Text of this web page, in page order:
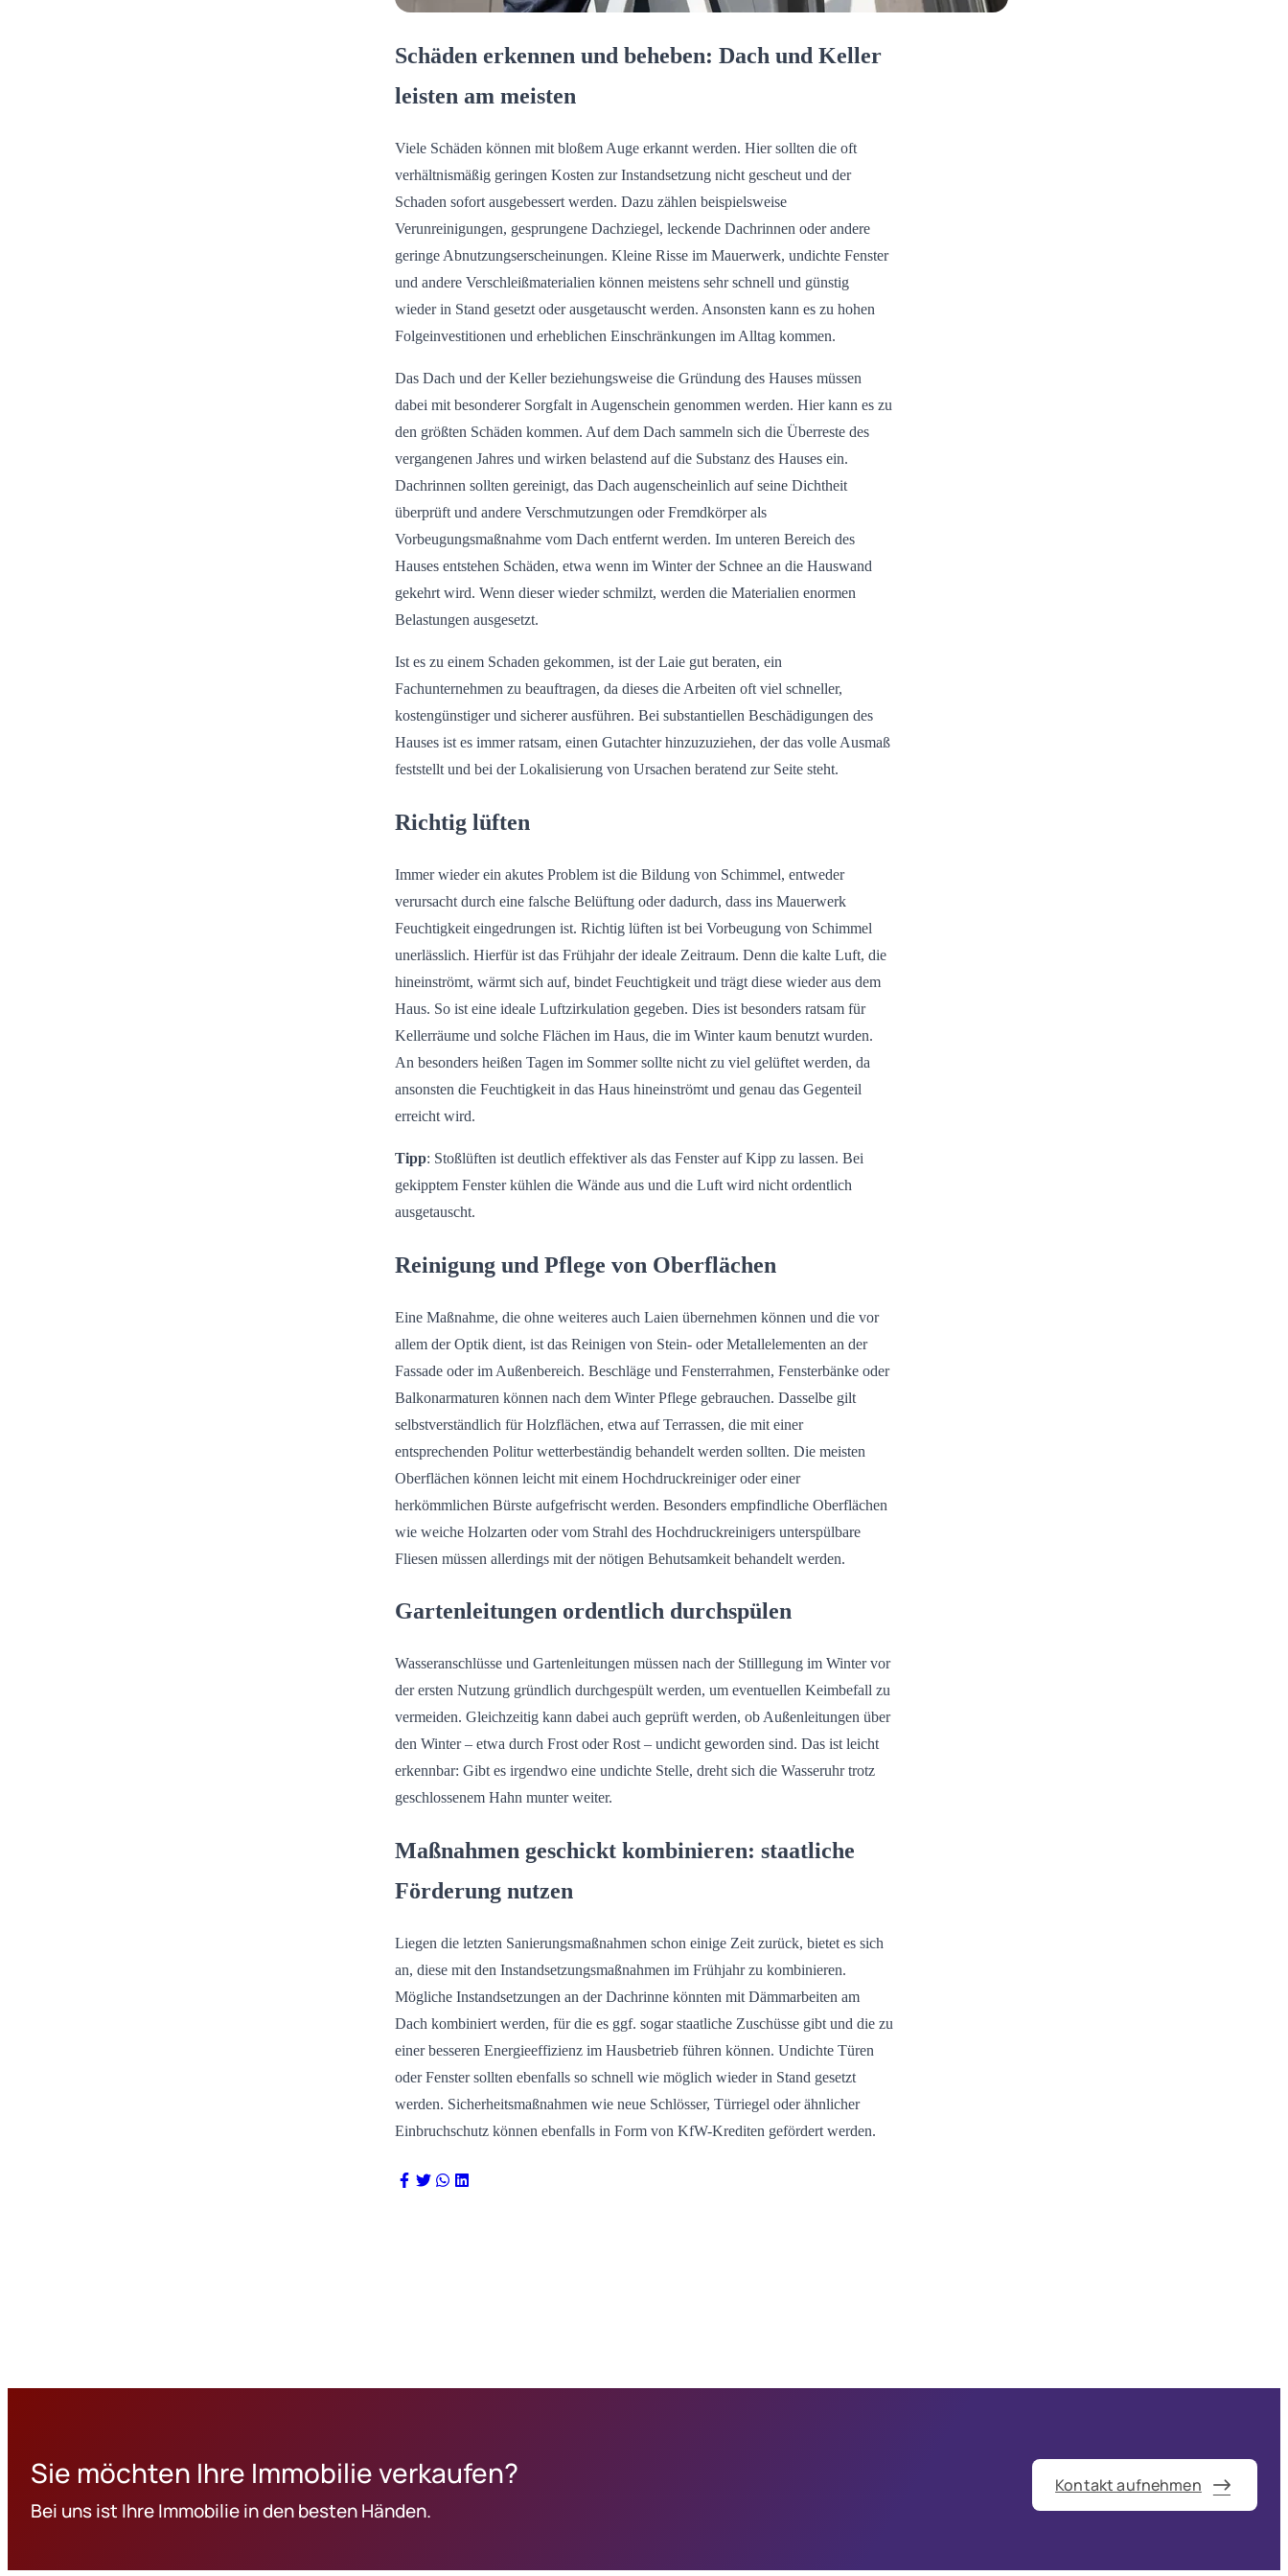
Schäden erkennen und beheben: Dach und Keller
leisten am meisten
Viele Schäden können mit bloßem Auge erkannt werden. Hier sollten die oft
verhältnismäßig geringen Kosten zur Instandsetzung nicht gescheut und der
Schaden sofort ausgebessert werden. Dazu zählen beispielsweise
Verunreinigungen, gesprungene Dachziegel, leckende Dachrinnen oder andere
geringe Abnutzungserscheinungen. Kleine Risse im Mauerwerk, undichte Fenster
und andere Verschleißmaterialien können meistens sehr schnell und günstig
wieder in Stand gesetzt oder ausgetauscht werden. Ansonsten kann es zu hohen
Folgeinvestitionen und erheblichen Einschränkungen im Alltag kommen.
Das Dach und der Keller beziehungsweise die Gründung des Hauses müssen
dabei mit besonderer Sorgfalt in Augenschein genommen werden. Hier kann es zu
den größten Schäden kommen. Auf dem Dach sammeln sich die Überreste des
vergangenen Jahres und wirken belastend auf die Substanz des Hauses ein.
Dachrinnen sollten gereinigt, das Dach augenscheinlich auf seine Dichtheit
überprüft und andere Verschmutzungen oder Fremdkörper als
Vorbeugungsmaßnahme vom Dach entfernt werden. Im unteren Bereich des
Hauses entstehen Schäden, etwa wenn im Winter der Schnee an die Hauswand
gekehrt wird. Wenn dieser wieder schmilzt, werden die Materialien enormen
Belastungen ausgesetzt.
Ist es zu einem Schaden gekommen, ist der Laie gut beraten, ein
Fachunternehmen zu beauftragen, da dieses die Arbeiten oft viel schneller,
kostengünstiger und sicherer ausführen. Bei substantiellen Beschädigungen des
Hauses ist es immer ratsam, einen Gutachter hinzuzuziehen, der das volle Ausmaß
feststellt und bei der Lokalisierung von Ursachen beratend zur Seite steht.
Richtig lüften
Immer wieder ein akutes Problem ist die Bildung von Schimmel, entweder
verursacht durch eine falsche Belüftung oder dadurch, dass ins Mauerwerk
Feuchtigkeit eingedrungen ist. Richtig lüften ist bei Vorbeugung von Schimmel
unerlässlich. Hierfür ist das Frühjahr der ideale Zeitraum. Denn die kalte Luft, die
hineinströmt, wärmt sich auf, bindet Feuchtigkeit und trägt diese wieder aus dem
Haus. So ist eine ideale Luftzirkulation gegeben. Dies ist besonders ratsam für
Kellerräume und solche Flächen im Haus, die im Winter kaum benutzt wurden.
An besonders heißen Tagen im Sommer sollte nicht zu viel gelüftet werden, da
ansonsten die Feuchtigkeit in das Haus hineinströmt und genau das Gegenteil
erreicht wird.
Tipp: Stoßlüften ist deutlich effektiver als das Fenster auf Kipp zu lassen. Bei
gekipptem Fenster kühlen die Wände aus und die Luft wird nicht ordentlich
ausgetauscht.
Reinigung und Pflege von Oberflächen
Eine Maßnahme, die ohne weiteres auch Laien übernehmen können und die vor
allem der Optik dient, ist das Reinigen von Stein- oder Metallelementen an der
Fassade oder im Außenbereich. Beschläge und Fensterrahmen, Fensterbänke oder
Balkonarmaturen können nach dem Winter Pflege gebrauchen. Dasselbe gilt
selbstverständlich für Holzflächen, etwa auf Terrassen, die mit einer
entsprechenden Politur wetterbeständig behandelt werden sollten. Die meisten
Oberflächen können leicht mit einem Hochdruckreiniger oder einer
herkömmlichen Bürste aufgefrischt werden. Besonders empfindliche Oberflächen
wie weiche Holzarten oder vom Strahl des Hochdruckreinigers unterspülbare
Fliesen müssen allerdings mit der nötigen Behutsamkeit behandelt werden.
Gartenleitungen ordentlich durchspülen
Wasseranschlüsse und Gartenleitungen müssen nach der Stilllegung im Winter vor
der ersten Nutzung gründlich durchgespült werden, um eventuellen Keimbefall zu
vermeiden. Gleichzeitig kann dabei auch geprüft werden, ob Außenleitungen über
den Winter – etwa durch Frost oder Rost – undicht geworden sind. Das ist leicht
erkennbar: Gibt es irgendwo eine undichte Stelle, dreht sich die Wasseruhr trotz
geschlossenem Hahn munter weiter.
Maßnahmen geschickt kombinieren: staatliche
Förderung nutzen
Liegen die letzten Sanierungsmaßnahmen schon einige Zeit zurück, bietet es sich
an, diese mit den Instandsetzungsmaßnahmen im Frühjahr zu kombinieren.
Mögliche Instandsetzungen an der Dachrinne könnten mit Dämmarbeiten am
Dach kombiniert werden, für die es ggf. sogar staatliche Zuschüsse gibt und die zu
einer besseren Energieeffizienz im Hausbetrieb führen können. Undichte Türen
oder Fenster sollten ebenfalls so schnell wie möglich wieder in Stand gesetzt
werden. Sicherheitsmaßnahmen wie neue Schlösser, Türriegel oder ähnlicher
Einbruchschutz können ebenfalls in Form von KfW-Krediten gefördert werden.
Sie möchten Ihre Immobilie verkaufen?
Bei uns ist Ihre Immobilie in den besten Händen.
Kontakt aufnehmen